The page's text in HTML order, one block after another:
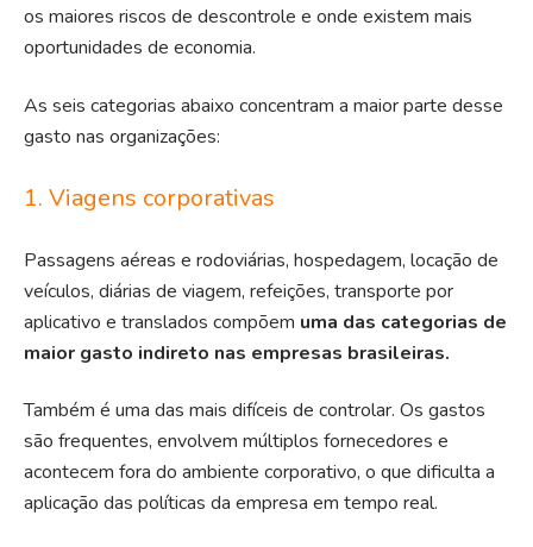
os maiores riscos de descontrole e onde existem mais
oportunidades de economia.
As seis categorias abaixo concentram a maior parte desse
gasto nas organizações:
1. Viagens corporativas
Passagens aéreas e rodoviárias, hospedagem, locação de
veículos, diárias de viagem, refeições, transporte por
aplicativo e translados compõem uma das categorias de
maior gasto indireto nas empresas brasileiras.
Também é uma das mais difíceis de controlar. Os gastos
são frequentes, envolvem múltiplos fornecedores e
acontecem fora do ambiente corporativo, o que dificulta a
aplicação das políticas da empresa em tempo real.